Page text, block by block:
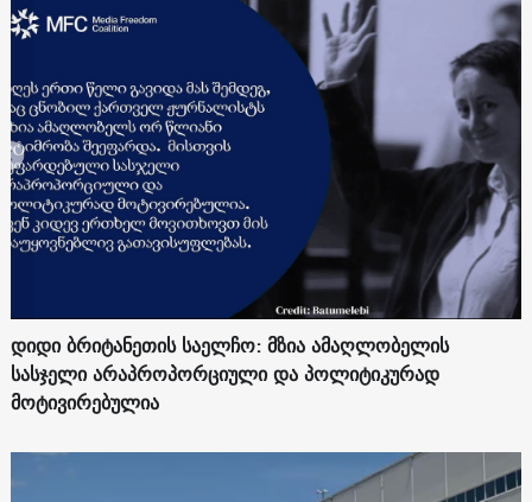
დიდი ბრიტანეთის საელჩო: მზია ამაღლობელის
სასჯელი არაპროპორციული და პოლიტიკურად
მოტივირებულია